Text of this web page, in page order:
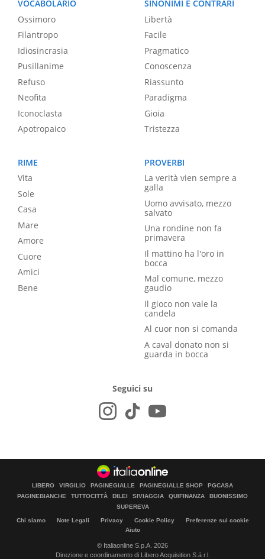
VOCABOLARIO
Ossimoro
Filantropo
Idiosincrasia
Pusillanime
Refuso
Neofita
Iconoclasta
Apotropaico
SINONIMI E CONTRARI
Libertà
Facile
Pragmatico
Conoscenza
Riassunto
Paradigma
Gioia
Tristezza
RIME
Vita
Sole
Casa
Mare
Amore
Cuore
Amici
Bene
PROVERBI
La verità vien sempre a
galla
Uomo avvisato, mezzo
salvato
Una rondine non fa
primavera
Il mattino ha l'oro in
bocca
Mal comune, mezzo
gaudio
Il gioco non vale la
candela
Al cuor non si comanda
A caval donato non si
guarda in bocca
Seguici su
LIBERO VIRGILIO PAGINEGIALLE PAGINEGIALLE SHOP
PGCASA
PAGINEBIANCHE
TUTTOCITTÀ DILEI SIVIAGGIA QUIFINANZA
BUONISSIMO
SUPEREVA
Chi siamo Note Legali Privacy Cookie Policy
Preferenze sui cookie
Aiuto
© Italiaonline S.p.A. 2026
Direzione e coordinamento di Libero Acquisition S.á r.l.